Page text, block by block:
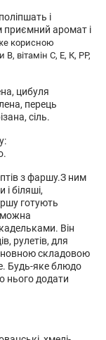
і
приємний аромат і
корисною
В, вітамін С, Е, К, РР,
цибуля
перець
сіль.
з фаршу.З ним
біляші,
готують
можна
Він
рулетів, для
складовою
Будь-яке блюдо
нього додати